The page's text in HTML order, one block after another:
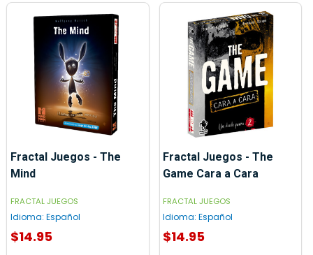
Fractal Juegos - The
Mind
FRACTAL JUEGOS
Idioma: Español
$14.95
Fractal Juegos - The
Game Cara a Cara
FRACTAL JUEGOS
Idioma: Español
$14.95